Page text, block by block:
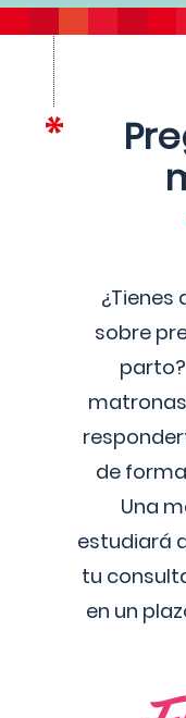
¿Tienes
sobre
de
Una
estudiará
tu
en un